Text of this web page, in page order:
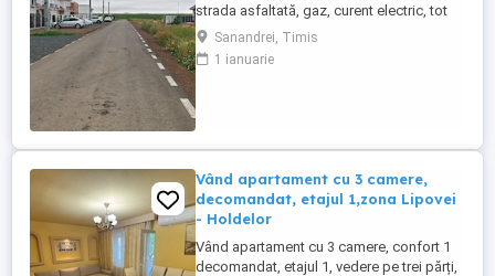
strada asfaltată, gaz, curent electric, tot
confortul , localitate Sânandrei, la ieșire
către Carani , pe partea stângă. Avem
două parcele lipite, cine dorește un teren
Sanandrei, Timis
1 ianuarie
Vând apartament cu 3 camere,
decomandat, etajul 1,zona Lipovei
- Holdelor
Vând apartament cu 3 camere, confort 1
decomandat, etajul 1, vedere pe trei părți,